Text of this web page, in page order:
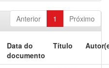
Anterior 1 Próximo
Data do
documento
Título